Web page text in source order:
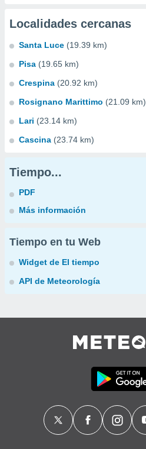
Localidades cercanas
Santa Luce (19.39 km)
Pisa (19.65 km)
Crespina (20.92 km)
Rosignano Marittimo (21.09 km)
Lari (23.14 km)
Cascina (23.74 km)
Tiempo...
PDF
Más información
Tiempo en tu Web
Widget de El tiempo
API de Meteorología